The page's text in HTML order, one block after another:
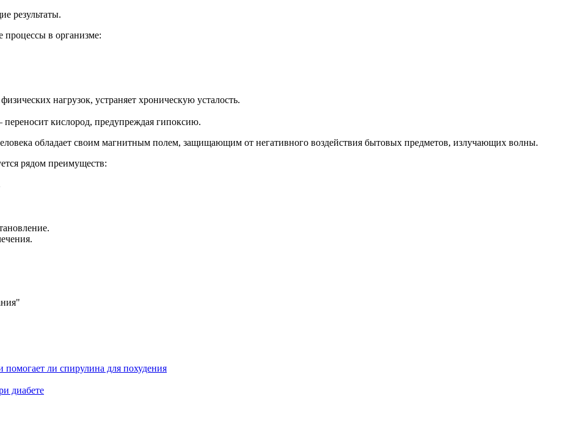
результаты.
процессы в организме:
нагрузок, устраняет хроническую усталость.
кислород, предупреждая гипоксию.
обладает своим магнитным полем, защищающим от негативного воздействия бытовых предметов, излучающих волны.
рядом преимуществ:
"
ли спирулина для похудения
диабете